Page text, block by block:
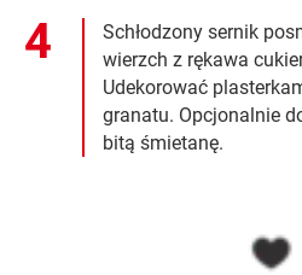
Schłodzony sernik
wierzch z rękawa
Udekorować
granatu. Opcjonalnie
bitą śmietanę.